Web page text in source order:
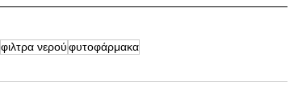
φιλτρα νερούφυτοφάρμακα